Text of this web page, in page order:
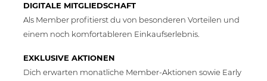
DIGITALE MITGLIEDSCHAFT
Als Member profitierst du von besonderen Vorteilen und
einem noch komfortableren Einkaufserlebnis.
EXKLUSIVE AKTIONEN
Dich erwarten monatliche Member-Aktionen sowie Early